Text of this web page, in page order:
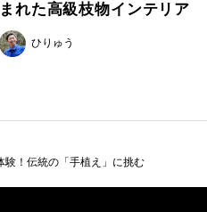
まれた高級枝物インテリア
ひりゅう
験！伝統の「手植え」に挑む